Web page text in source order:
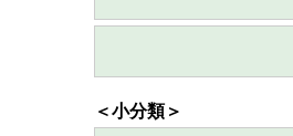
＜小分類＞